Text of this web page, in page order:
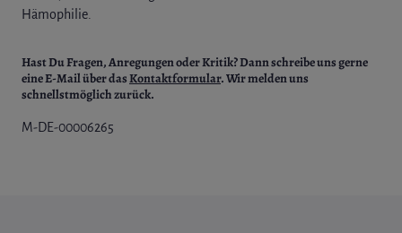
Hämophilie.
Hast Du Fragen, Anregungen oder Kritik?Dann schreibe uns gerne
eine E-Mail über dasKontaktformular. Wir melden uns
schnellstmöglich zurück.
M-DE-00006265